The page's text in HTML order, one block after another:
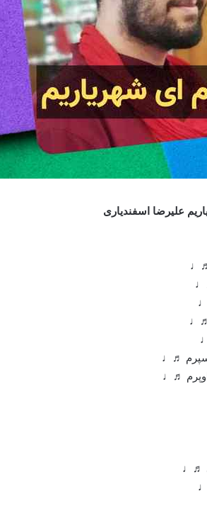
علیرضا اسفندیاری
♬♩
♬♩
سپرم ♬♩
♬♩
♬♩